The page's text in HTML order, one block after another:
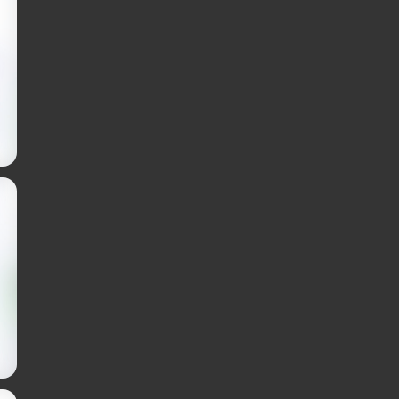
банковские карты (Visa, MasterCard, МИР),
быстрые переводы через СБП, а также криптовалюты
удобный выбор — каждый способ оплаты
суммы. Сайт взимает небольшую комиссию со
могут начислять свои проценты, особенно
показывается до подтверждения заказа, так что
итоговую стоимость с учётом всех сборов. Таким
будет в итоге. Чаще всего она выше, чем указано